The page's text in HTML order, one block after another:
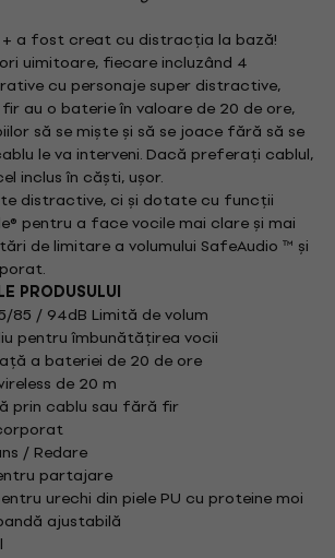
+ a fost creat cu distracția la bază!
uimitoare, fiecare incluzând 4
cu personaje super distractive,
au o baterie în valoare de 20 de ore,
să se miște și să se joace fără să se
le va interveni. Dacă preferați cablul,
inclus în căști, ușor.
distractive, ci și dotate cu funcții
pentru a face vocile mai clare și mai
de limitare a volumului SafeAudio ™ și
PRODUSULUI
85 / 94dB Limită de volum
pentru îmbunătățirea vocii
a bateriei de 20 de ore
de 20 m
prin cablu sau fără fir
/ Redare
partajare
urechi din piele PU cu proteine moi
ajustabilă